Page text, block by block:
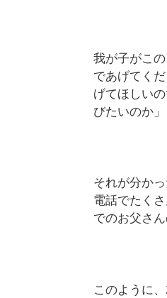
我が子がこ
であげてく
げてほしい
びたいのか
それが分か
電話でたく
でのお父さ
このように